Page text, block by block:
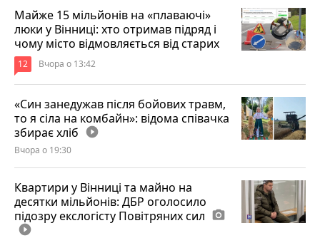
Майже 15 мільйонів на «плаваючі»
люки у Вінниці: хто отримав підряд і
чому місто відмовляється від старих
12 Вчора о 13:42
«Син занедужав після бойових травм,
то я сіла на комбайн»: відома співачка
збирає хліб play_circle_filled
Вчора о 19:30
Квартири у Вінниці та майно на
десятки мільйонів: ДБР оголосило
підозру екслогісту Повітряних сил photo_camera
play_circle_filled